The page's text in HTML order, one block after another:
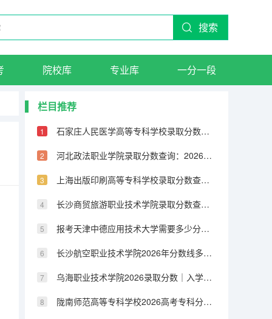
搜索
院校库 专业库 一分一段
栏目推荐
石家庄人民医学高等专科学校录取分数查询：2026年投档线、宿舍条件与就业前景
河北政法职业学院录取分数查询：2026年投档线、宿舍条件与就业前景
上海出版印刷高等专科学校录取分数查询：2026年投档线、宿舍条件与就业前景
长沙商贸旅游职业技术学院录取分数查询：2026年投档线、宿舍条件与就业前景
报考天津中德应用技术大学需要多少分？2026年录取分数与入学手续详解
长沙航空职业技术学院2026年分数线多少？录取分数、学费及报到流程全解答
乌海职业技术学院2026录取分数｜入学手续与就业前景数据
陇南师范高等专科学校2026高考专科分数线｜费用标准与就业方向